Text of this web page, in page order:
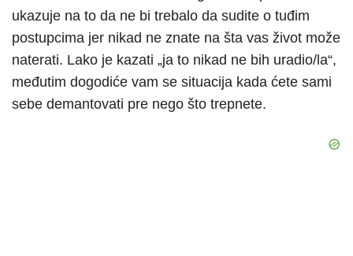
ukazuje na to da ne bi trebalo da sudite o tuđim
postupcima jer nikad ne znate na šta vas život može
naterati. Lako je kazati „ja to nikad ne bih uradio/la“,
međutim dogodiće vam se situacija kada ćete sami
sebe demantovati pre nego što trepnete.